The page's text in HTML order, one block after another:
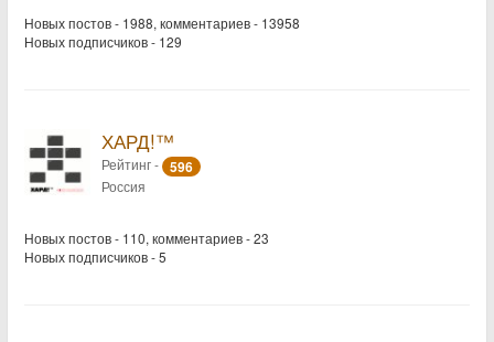
Новых постов - 1988, комментариев - 13958
Новых подписчиков - 129
ХАРД!™
Рейтинг - 596
Россия
Новых постов - 110, комментариев - 23
Новых подписчиков - 5